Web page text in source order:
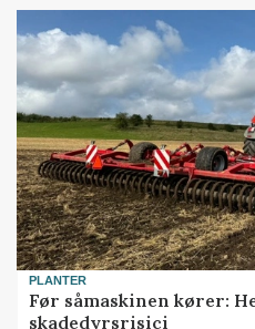
PLANTER
Før såmaskinen kører:
skadedyrsrisici